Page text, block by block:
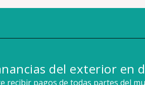
del exterior en
recibir pagos de todas partes del